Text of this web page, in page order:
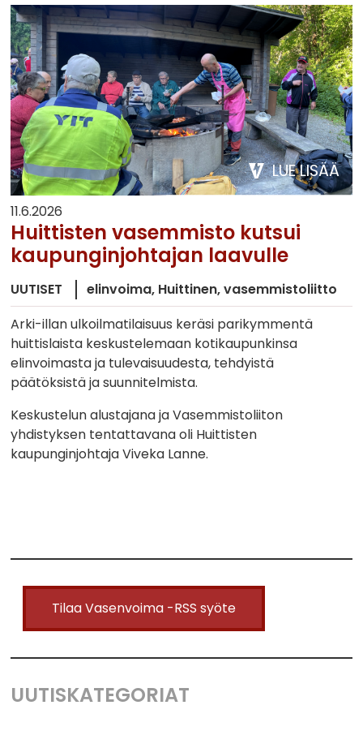
LUE LISÄÄ
11.6.2026
Huittisten vasemmisto kutsui
kaupunginjohtajan laavulle
UUTISET elinvoima Huittinen vasemmistoliitto
Arki-illan ulkoilmatilaisuus keräsi parikymmentä
huittislaista keskustelemaan kotikaupunkinsa
elinvoimasta ja tulevaisuudesta, tehdyistä
päätöksistä ja suunnitelmista.
Keskustelun alustajana ja Vasemmistoliiton
yhdistyksen tentattavana oli Huittisten
kaupunginjohtaja Viveka Lanne.
Tilaa Vasenvoima -RSS syöte
UUTISKATEGORIAT